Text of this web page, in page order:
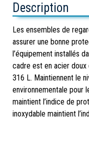
Description
Les ensembles de
assurer une bonne
l’équipement installés
cadre est en acier doux
316 L. Maintiennent le
environnementale pour
maintient l’indice de
inoxydable maintient